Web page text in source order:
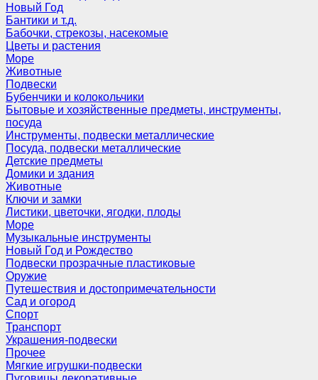
Новый Год
Бантики и т.д.
Бабочки, стрекозы, насекомые
Цветы и растения
Море
Животные
Подвески
Бубенчики и колокольчики
Бытовые и хозяйственные предметы, инструменты,
посуда
Инструменты, подвески металлические
Посуда, подвески металлические
Детские предметы
Домики и здания
Животные
Ключи и замки
Листики, цветочки, ягодки, плоды
Море
Музыкальные инструменты
Новый Год и Рождество
Подвески прозрачные пластиковые
Оружие
Путешествия и достопримечательности
Сад и огород
Спорт
Транспорт
Украшения-подвески
Прочее
Мягкие игрушки-подвески